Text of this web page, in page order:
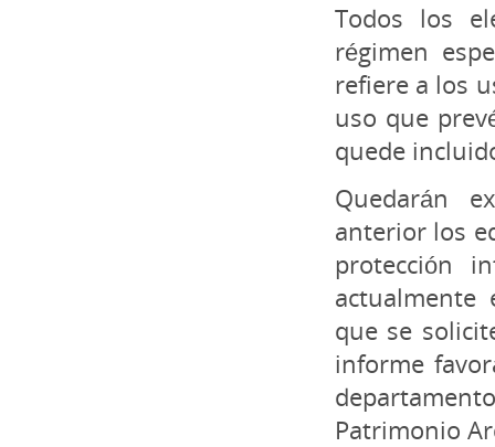
Todos los
régimen
refiere a los
uso que
quede
Quedarán
anterior los
protección
actualmente
que se
informe
Patrimonio